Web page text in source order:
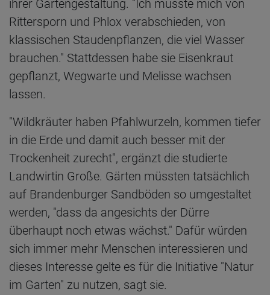
ihrer Gartengestaltung. "Ich musste mich von
Rittersporn und Phlox verabschieden, von
klassischen Staudenpflanzen, die viel Wasser
brauchen." Stattdessen habe sie Eisenkraut
gepflanzt, Wegwarte und Melisse wachsen
lassen.
"Wildkräuter haben Pfahlwurzeln, kommen tiefer
in die Erde und damit auch besser mit der
Trockenheit zurecht", ergänzt die studierte
Landwirtin Große. Gärten müssten tatsächlich
auf Brandenburger Sandböden so umgestaltet
werden, "dass da angesichts der Dürre
überhaupt noch etwas wächst." Dafür würden
sich immer mehr Menschen interessieren und
dieses Interesse gelte es für die Initiative "Natur
im Garten" zu nutzen, sagt sie.